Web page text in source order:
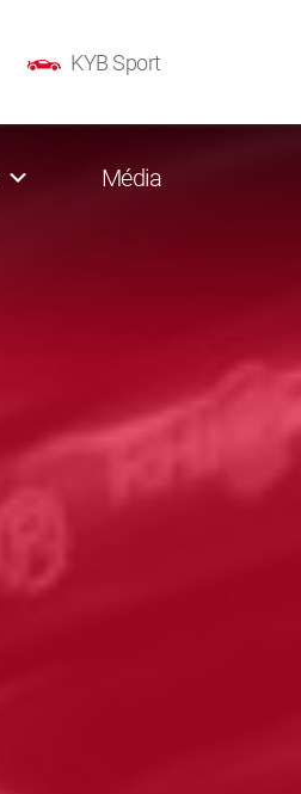
KYB Sport
Média